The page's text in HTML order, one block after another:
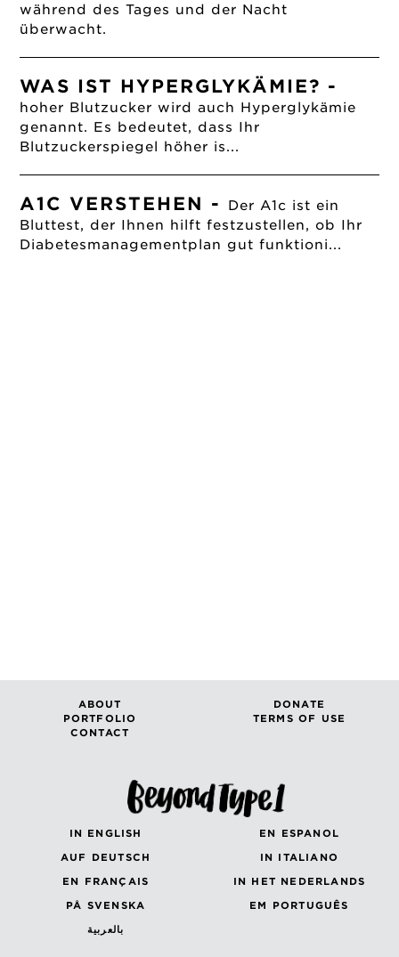
während des Tages und der Nacht
überwacht.
WAS IST HYPERGLYKÄMIE? -
hoher Blutzucker wird auch Hyperglykämie
genannt. Es bedeutet, dass Ihr
Blutzuckerspiegel höher is...
A1C VERSTEHEN -
Der A1c ist ein
Bluttest, der Ihnen hilft festzustellen, ob Ihr
Diabetesmanagementplan gut funktioni...
ABOUT
DONATE
PORTFOLIO
TERMS OF USE
CONTACT
IN ENGLISH
EN ESPANOL
AUF DEUTSCH
IN ITALIANO
EN FRANÇAIS
IN HET NEDERLANDS
PÅ SVENSKA
EM PORTUGUÊS
بالعربية